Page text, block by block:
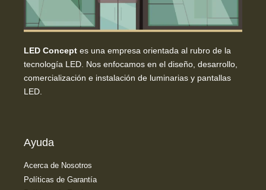
LED Concept es una empresa orientada al rubro de la
tecnología LED. Nos enfocamos en el diseño, desarrollo,
comercialización e instalación de luminarias y pantallas
LED.
Ayuda
Acerca de Nosotros
Políticas de Garantía